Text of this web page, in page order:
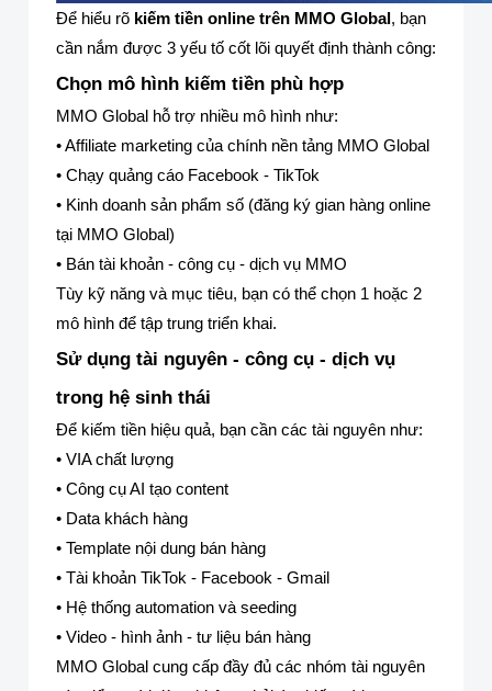
Để hiểu rõ kiếm tiền online trên MMO Global , bạn
cần nắm được 3 yếu tố cốt lõi quyết định thành công:
Chọn mô hình kiếm tiền phù hợp
MMO Global hỗ trợ nhiều mô hình như:
• Affiliate marketing của chính nền tảng MMO Global
• Chạy quảng cáo Facebook - TikTok
• Kinh doanh sản phẩm số (đăng ký gian hàng online
tại MMO Global)
• Bán tài khoản - công cụ - dịch vụ MMO
Tùy kỹ năng và mục tiêu, bạn có thể chọn 1 hoặc 2
mô hình để tập trung triển khai.
Sử dụng tài nguyên - công cụ - dịch vụ
trong hệ sinh thái
Để kiếm tiền hiệu quả, bạn cần các tài nguyên như:
• VIA chất lượng
• Công cụ AI tạo content
• Data khách hàng
• Template nội dung bán hàng
• Tài khoản TikTok - Facebook - Gmail
• Hệ thống automation và seeding
• Video - hình ảnh - tư liệu bán hàng
MMO Global cung cấp đầy đủ các nhóm tài nguyên